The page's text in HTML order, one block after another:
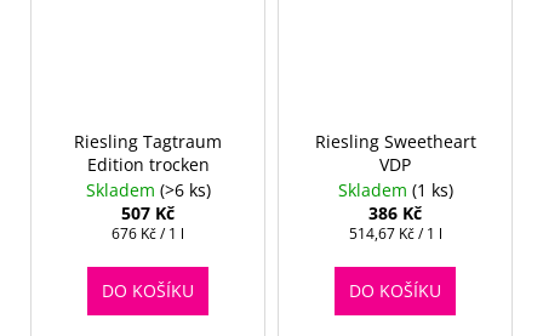
Riesling Tagtraum
Edition trocken
Skladem (>6 ks)
507 Kč
Měrná
676 Kč / 1 l
DO KOŠÍKU
Riesling Sweetheart
VDP
Skladem (1 ks)
386 Kč
Měrná
514,67 Kč / 1 l
DO KOŠÍKU